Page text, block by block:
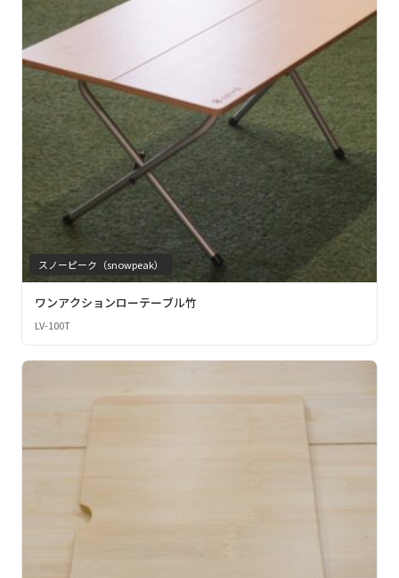
スノーピーク（snowpeak）
ワンアクションローテーブル竹
LV-100T